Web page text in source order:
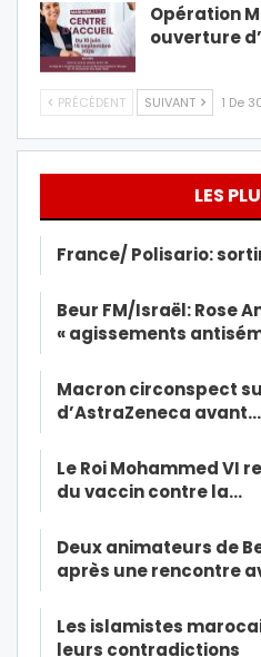
Opération
ouverture
PRÉCÉDENT SUIVANT 1 De
LES
France/ Polisario:
Beur FM/Israël: Rose
« agissements
Macron circonspect
d’AstraZeneca avant…
Le Roi Mohammed VI
du vaccin contre la…
Deux animateurs de
après une rencontre
Les islamistes
leurs contradictions